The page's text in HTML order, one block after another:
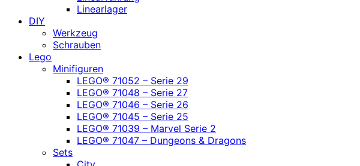
Linearlager
DIY
Werkzeug
Schrauben
Lego
Minifiguren
LEGO® 71052 – Serie 29
LEGO® 71048 – Serie 27
LEGO® 71046 – Serie 26
LEGO® 71045 – Serie 25
LEGO® 71039 – Marvel Serie 2
LEGO® 71047 – Dungeons & Dragons
Sets